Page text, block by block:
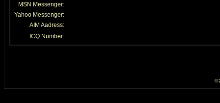
MSN Messenger:
Yahoo Messenger:
AIM Aadress:
ICQ Number:
©